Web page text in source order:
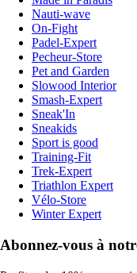
Nauti-wave
On-Fight
Padel-Expert
Pecheur-Store
Pet and Garden
Slowood Interior
Smash-Expert
Sneak'In
Sneakids
Sport is good
Training-Fit
Trek-Expert
Triathlon Expert
Vélo-Store
Winter Expert
Abonnez-vous à